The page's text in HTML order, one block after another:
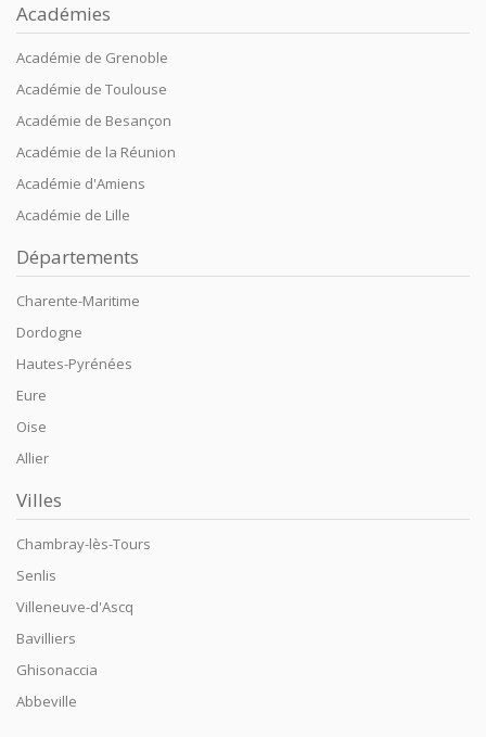
Académies
Académie de Grenoble
Académie de Toulouse
Académie de Besançon
Académie de la Réunion
Académie d'Amiens
Académie de Lille
Départements
Charente-Maritime
Dordogne
Hautes-Pyrénées
Eure
Oise
Allier
Villes
Chambray-lès-Tours
Senlis
Villeneuve-d'Ascq
Bavilliers
Ghisonaccia
Abbeville